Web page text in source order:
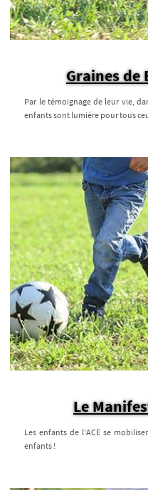
Graines de
Par le témoignage de leur vie,
enfants sont lumière pour tous
Le
Les enfants de l’ACE se
enfants !